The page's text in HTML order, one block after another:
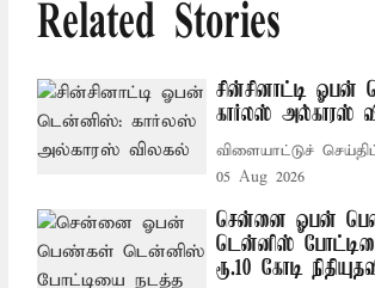
Related Stories
சின்சினாட்டி
கார்லஸ் அல்காரஸ்
விளையாட்டுச்
05 Aug 2026
சென்னை ஓபன்
டென்னிஸ்
ரூ.10 கோடி